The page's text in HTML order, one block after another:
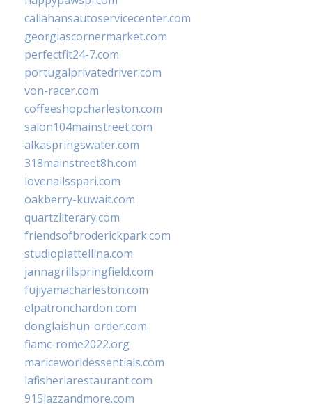
callahansautoservicecenter.com
georgiascornermarket.com
perfectfit24-7.com
portugalprivatedriver.com
von-racer.com
coffeeshopcharleston.com
salon104mainstreet.com
alkaspringswater.com
318mainstreet8h.com
lovenailsspari.com
oakberry-kuwait.com
quartzliterary.com
friendsofbroderickpark.com
studiopiattellina.com
jannagrillspringfield.com
fujiyamacharleston.com
elpatronchardon.com
donglaishun-order.com
fiamc-rome2022.org
mariceworldessentials.com
lafisheriarestaurant.com
915jazzandmore.com